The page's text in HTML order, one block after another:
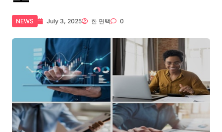
NEWS July 3, 2025 한 면택 0